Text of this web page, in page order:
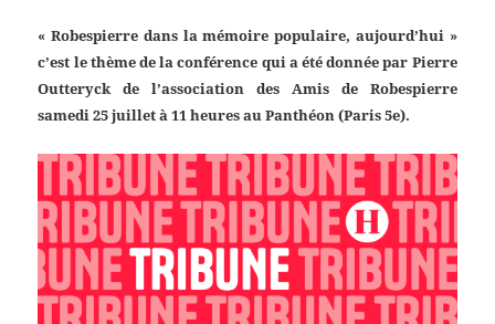
« Robespierre dans la mémoire populaire, aujourd’hui »
c’est le thème de la conférence qui a été donnée par Pierre
Outteryck de l’association des Amis de Robespierre
samedi 25 juillet à 11 heures au Panthéon (Paris 5e).